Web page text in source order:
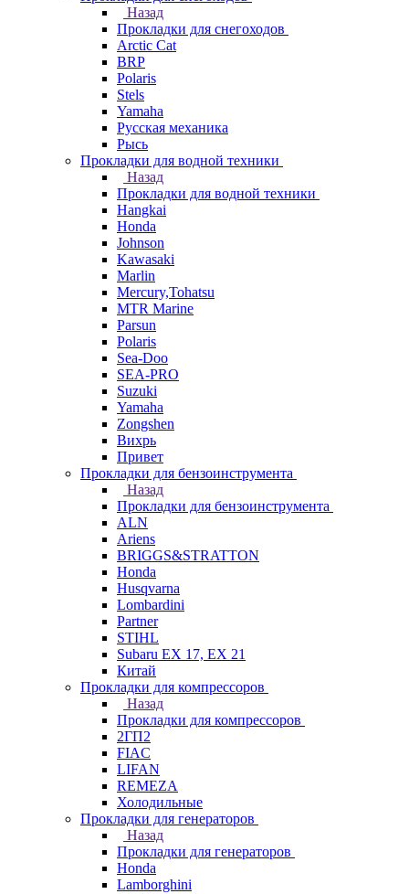
Назад
Прокладки для снегоходов
Arctic Cat
BRP
Polaris
Stels
Yamaha
Русская механика
Рысь
Прокладки для водной техники
Назад
Прокладки для водной техники
Hangkai
Honda
Johnson
Kawasaki
Marlin
Mercury,Tohatsu
MTR Marine
Parsun
Polaris
Sea-Doo
SEA-PRO
Suzuki
Yamaha
Zongshen
Вихрь
Привет
Прокладки для бензоинструмента
Назад
Прокладки для бензоинструмента
ALN
Ariens
BRIGGS&STRATTON
Honda
Husqvarna
Lombardini
Partner
STIHL
Subaru EX 17, EX 21
Китай
Прокладки для компрессоров
Назад
Прокладки для компрессоров
2ГП2
FIAC
LIFAN
REMEZA
Холодильные
Прокладки для генераторов
Назад
Прокладки для генераторов
Honda
Lamborghini